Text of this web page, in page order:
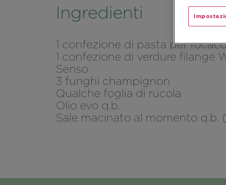
Ingredienti
1 confezione di pasta per
1 confezione di verdure filange
Senso
3 funghi champignon
Qualche foglia di rucola
Olio evo q.b.
Sale macinato al momento q.b.